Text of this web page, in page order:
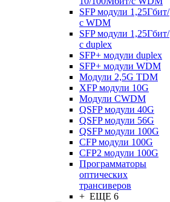
SFP модули 1,25Гбит/
с WDM
SFP модули 1,25Гбит/
с duplex
SFP+ модули duplex
SFP+ модули WDM
Модули 2,5G TDM
XFP модули 10G
Модули CWDM
QSFP модули 40G
QSFP модули 56G
QSFP модули 100G
CFP модули 100G
CFP2 модули 100G
Программаторы
оптических
трансиверов
+ ЕЩЕ 6